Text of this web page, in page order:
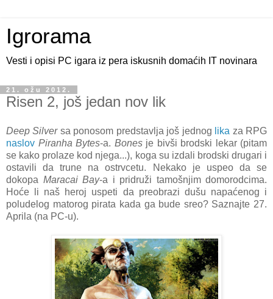
Igrorama
Vesti i opisi PC igara iz pera iskusnih domaćih IT novinara
21. ožu 2012.
Risen 2, još jedan nov lik
Deep Silversa ponosom predstavlja još jednog lika za RPG
naslov Piranha Bytes-a. Bonesje bivši brodski lekar (pitam
se kako prolaze kod njega...), koga su izdali brodski drugari i
ostavili da trune na ostrvcetu. Nekako je uspeo da se
dokopa Maracai Bay-a i pridruži tamošnjim domorodcima.
Hoće li naš heroj uspeti da preobrazi dušu napaćenog i
poludelog matorog pirata kada ga bude sreo? Saznajte 27.
Aprila (na PC-u).